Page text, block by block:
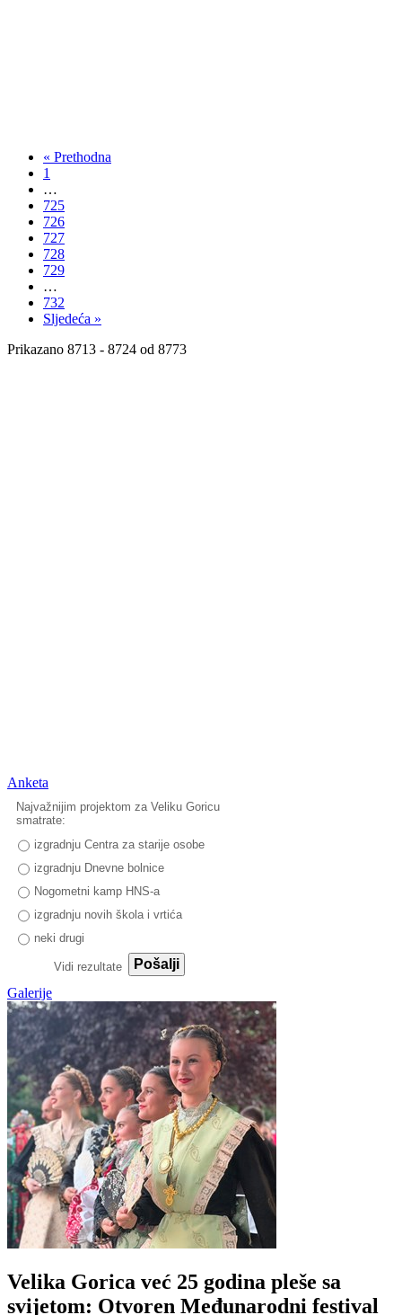
« Prethodna
1
…
725
726
727
728
729
…
732
Sljedeća »
Prikazano 8713 - 8724 od 8773
Anketa
Najvažnijim projektom za Veliku Goricu
smatrate:
izgradnju Centra za starije osobe
izgradnju Dnevne bolnice
Nogometni kamp HNS-a
izgradnju novih škola i vrtića
neki drugi
Vidi rezultate
Pošalji
Galerije
Velika Gorica već 25 godina pleše sa
svijetom: Otvoren Međunarodni festival